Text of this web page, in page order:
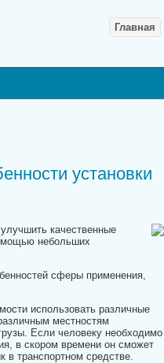
Главная
установки
качественные
небольших
сферы применения,
использовать различные
местностям
Если человеку необходимо
в скором времени он сможет
в транспортном средстве.